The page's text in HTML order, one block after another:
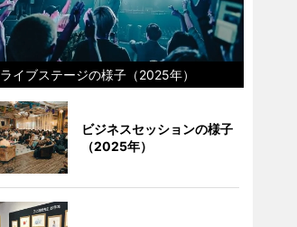
ライブステージの様子（2025年）
ビジネスセッションの様子
（2025年）